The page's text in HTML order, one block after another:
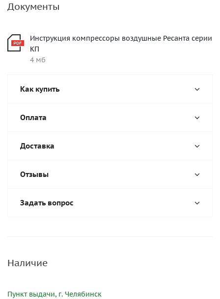
Документы
Инструкция компрессоры воздушные Ресанта серии
КП
4 мб
Как купить
Оплата
Доставка
Отзывы
Задать вопрос
Наличие
Пункт выдачи, г. Челябинск